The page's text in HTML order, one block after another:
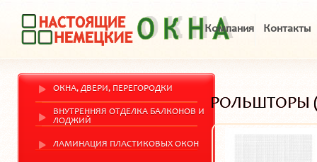
Компания Контакты
ОКНА, ДВЕРИ, ПЕРЕГОРОДКИ
ВНУТРЕННЯЯ ОТДЕЛКА БАЛКОНОВ И
ЛОДЖИЙ
ЛАМИНАЦИЯ ПЛАСТИКОВЫХ ОКОН
РОЛЬШТОРЫ